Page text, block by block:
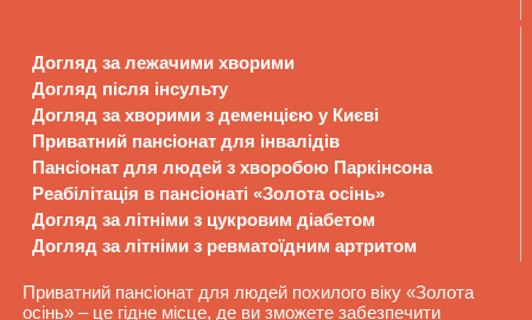
Догляд за лежачими хворими
Догляд після інсульту
Догляд за хворими з деменцією у Києві
Приватний пансіонат для інвалідів
Пансіонат для людей з хворобою Паркінсона
Реабілітація в пансіонаті «Золота осінь»
Догляд за літніми з цукровим діабетом
Догляд за літніми з ревматоїдним артритом
Приватний пансіонат для людей похилого віку «Золота
осінь» – це гідне місце, де ви зможете забезпечити